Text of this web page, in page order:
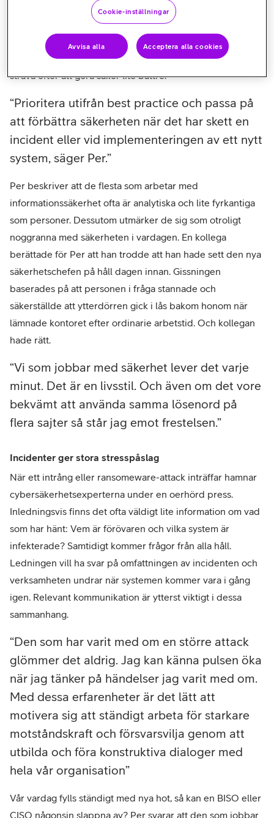
komplex, det går inte att fullt ut förstå alla aspekter av
hotbilden, och organisationens motståndskraft förändras
hela tiden. Så snarare än att sätta upp ett stort program
som ska adressera alla brister, är det bättre att hela tiden
sträva efter att göra saker lite bättre.
Prioritera utifrån best practice och passa på
att förbättra säkerheten när det har skett en
incident eller vid implementeringen av ett nytt
system, säger Per.
Per beskriver att de flesta som arbetar med
informationssäkerhet ofta är analytiska och lite fyrkantiga
som personer. Dessutom utmärker de sig som otroligt
noggranna med säkerheten i vardagen. En kollega
berättade för Per att han trodde att han hade sett den nya
säkerhetschefen på håll dagen innan. Gissningen
baserades på att personen i fråga stannade och
säkerställde att ytterdörren gick i lås bakom honom när
lämnade kontoret efter ordinarie arbetstid. Och kollegan
hade rätt.
Vi som jobbar med säkerhet lever det varje
minut. Det är en livsstil. Och även om det vore
bekvämt att använda samma lösenord på
flera sajter så står jag emot frestelsen.
Incidenter ger stora stresspåslag
När ett intrång eller ransomeware-attack inträffar hamnar
cybersäkerhetsexperterna under en oerhörd press.
Inledningsvis finns det ofta väldigt lite information om vad
som har hänt: Vem är förövaren och vilka system är
infekterade? Samtidigt kommer frågor från alla håll.
Ledningen vill ha svar på omfattningen av incidenten och
verksamheten undrar när systemen kommer vara i gång
igen. Relevant kommunikation är ytterst viktigt i dessa
sammanhang.
Den som har varit med om en större attack
glömmer det aldrig. Jag kan känna pulsen öka
när jag tänker på händelser jag varit med om.
Med dessa erfarenheter är det lätt att
motivera sig att ständigt arbeta för starkare
motståndskraft och försvarsvilja genom att
utbilda och föra konstruktiva dialoger med
hela vår organisation
Vår vardag fylls ständigt med nya hot, så kan en BISO eller
CISO någonsin slappna av? Per svarar att den som jobbar
Cookie-inställningar
Avvisa alla Acceptera alla cookies